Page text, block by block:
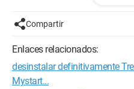
Gracias de antemano.
Configuración: Windows 7 /
Compartir
Enlaces relacionados:
desinstalar definitivamente
Mystart...